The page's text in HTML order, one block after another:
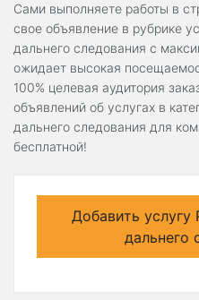
Сами выполняете работы в
свое объявление в рубрике
дальнего следования с
ожидает высокая
100% целевая аудитория
объявлений об услугах в
дальнего следования для
бесплатной!
Добавить услугу
дальнего